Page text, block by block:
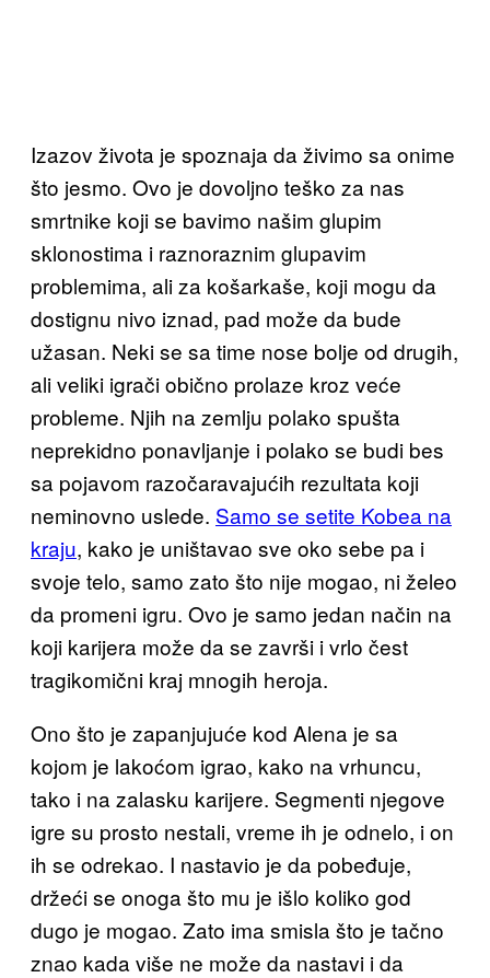
Izazov života je spoznaja da živimo sa onime
što jesmo. Ovo je dovoljno teško za nas
smrtnike koji se bavimo našim glupim
sklonostima i raznoraznim glupavim
problemima, ali za košarkaše, koji mogu da
dostignu nivo iznad, pad može da bude
užasan. Neki se sa time nose bolje od drugih,
ali veliki igrači obično prolaze kroz veće
probleme. Njih na zemlju polako spušta
neprekidno ponavljanje i polako se budi bes
sa pojavom razočaravajućih rezultata koji
neminovno uslede. Samo se setite Kobea na
kraju, kako je uništavao sve oko sebe pa i
svoje telo, samo zato što nije mogao, ni želeo
da promeni igru. Ovo je samo jedan način na
koji karijera može da se završi i vrlo čest
tragikomični kraj mnogih heroja.
Ono što je zapanjujuće kod Alena je sa
kojom je lakoćom igrao, kako na vrhuncu,
tako i na zalasku karijere. Segmenti njegove
igre su prosto nestali, vreme ih je odnelo, i on
ih se odrekao. I nastavio je da pobeđuje,
držeći se onoga što mu je išlo koliko god
dugo je mogao. Zato ima smisla što je tačno
znao kada više ne može da nastavi i da